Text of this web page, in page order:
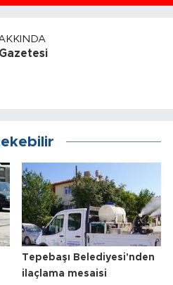
Tepebaşı Belediyesi'nden
ilaçlama mesaisi